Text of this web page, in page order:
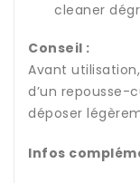
cleaner
Conseil :
Avant
d’un repousse-
déposer
Infos